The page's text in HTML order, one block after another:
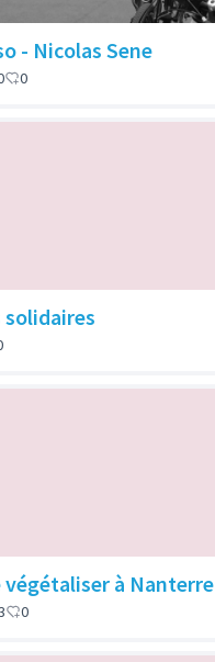
- Nicolas Sene
0
végétaliser à Nanterre
0